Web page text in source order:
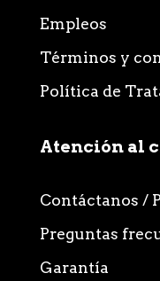
Empleos
Términos y
Política de
Atención al
Contáctanos /
Preguntas
Garantía